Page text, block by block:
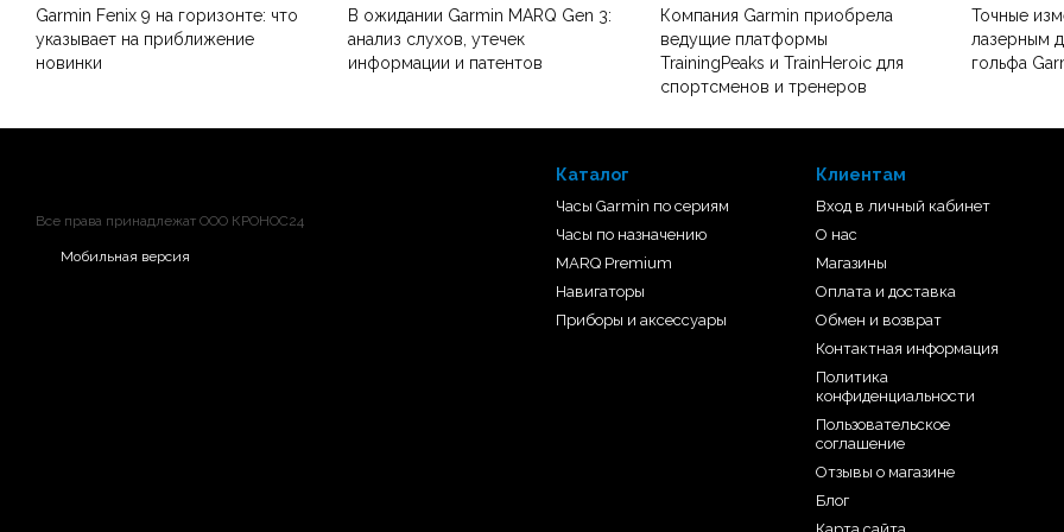
Garmin Fenix 9 на горизонте: что
указывает на приближение
новинки
В ожидании Garmin MARQ Gen 3:
анализ слухов, утечек
информации и патентов
Компания Garmin приобрела
ведущие платформы
TrainingPeaks и TrainHeroic для
спортсменов и тренеров
Точные
лазерным
гольфа
Все права принадлежат ООО КРОНОС24
Мобильная версия
Каталог
Часы Garmin по сериям
Часы по назначению
MARQ Premium
Навигаторы
Приборы и аксессуары
Клиентам
Вход в личный кабинет
О нас
Магазины
Оплата и доставка
Обмен и возврат
Контактная информация
Политика
конфиденциальности
Пользовательское
соглашение
Отзывы о магазине
Блог